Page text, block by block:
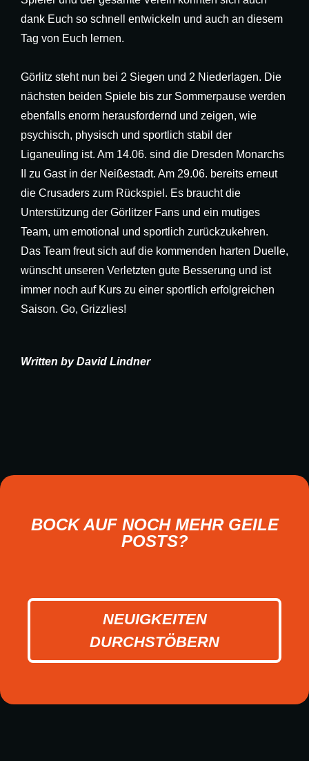
dank Euch so schnell entwickeln und auch an diesem
Tag von Euch lernen.
Görlitz steht nun bei 2 Siegen und 2 Niederlagen. Die
nächsten beiden Spiele bis zur Sommerpause werden
ebenfalls enorm herausfordernd und zeigen, wie
psychisch, physisch und sportlich stabil der
Liganeuling ist. Am 14.06. sind die Dresden Monarchs
II zu Gast in der Neißestadt. Am 29.06. bereits erneut
die Crusaders zum Rückspiel. Es braucht die
Unterstützung der Görlitzer Fans und ein mutiges
Team, um emotional und sportlich zurückzukehren.
Das Team freut sich auf die kommenden harten Duelle,
wünscht unseren Verletzten gute Besserung und ist
immer noch auf Kurs zu einer sportlich erfolgreichen
Saison. Go, Grizzlies!
Written by David Lindner
BOCK AUF NOCH MEHR GEILE
POSTS?
NEUIGKEITEN
DURCHSTÖBERN